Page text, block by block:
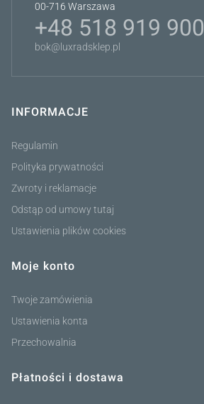
00-716 Warszawa
+48 518 919 900
bok@luxradsklep.pl
Linki w stopce
INFORMACJE
Regulamin
Polityka prywatności
Zwroty i reklamacje
Odstąp od umowy tutaj
Ustawienia plików cookies
Moje konto
Twoje zamówienia
Ustawienia konta
Przechowalnia
Płatności i dostawa